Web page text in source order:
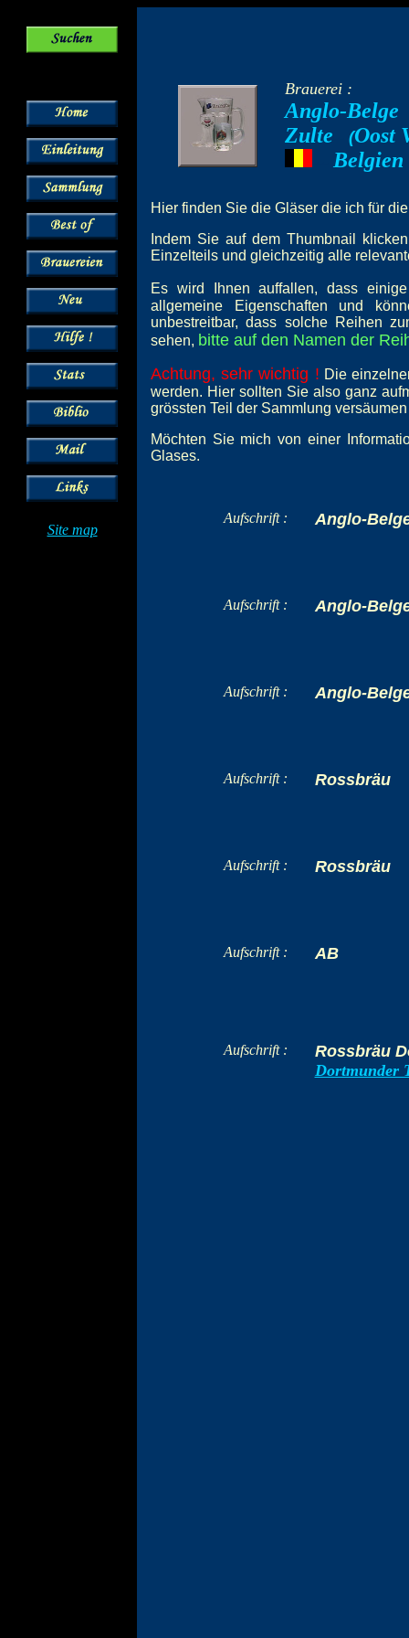
Site map
Brauerei :
Anglo-Belge
Zulte
(Oost
Belgien
Hier finden Sie die Gläser die ich für
Indem Sie auf dem Thumbnail
Einzelteils und gleichzeitig alle
Es wird Ihnen auffallen, dass
allgemeine Eigenschaften und
unbestreitbar, dass solche Reihen
sehen, bitte auf den Namen der
Achtung, sehr wichtig ! Die
werden. Hier sollten Sie also ganz
grössten Teil der Sammlung versäumen
Möchten Sie mich von einer
Glases.
Aufschrift : Anglo-
Aufschrift : Anglo-
Aufschrift : Anglo-
Aufschrift : Rossbräu
Aufschrift : Rossbräu
Aufschrift : AB
Aufschrift :
Rossbräu
Dortmunder